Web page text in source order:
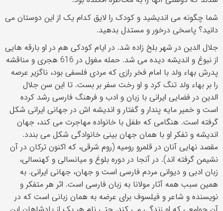
شما چگونه می اندیشید و کودک را لایق کدام یک از این دوستان می
دانید؟ پاسخی درخور و مستدل بدهید.
جلال الدین در شهر بلخ زاده شد. در ایام کودکی هم در او بارقه هایی
از نبوغ و اندیشه دیده می شد. حمله مغول در 616 هجری و مناقشه
پدرش بهاء ولد با امام فخر رازی که مردی فلسفی بود، ناگزیر عرصه
را بر بهاء ولد تنگ کرد و او رخت سفر بر بست. تا این سن جلال
الدین در فضایی ایرانی با زبان و ادب و فرهنگ فارسی رشد کرده
است و خمیر مایه پندار و گفتار و اندیشه اش در جهانی ایرانی شکل
گرفته است. هنگامی که طفل با خانواده مهاجرت می کند، جهان
اندیشه و تفکر او با همان جهان بینی خانوادگی شکل می بندد.
مقصد نهایی آنان در قلمرو رومیه (روم شرقی، که اکنون ترکان در آن
نشیمن گرفته اند). در آنجا در دوره بلوغ و میانسالی و کهنسالی،
زبان ادبی و دیوانی مردم فارسی است و جهان، جهانی ایرانی. به
همین سبب همه آثار مولانا به زبان فارسی است. اثر هر متفکر و
نویسنده و شاعر و فیلسوف برای عرضه به همان زبانی است که در